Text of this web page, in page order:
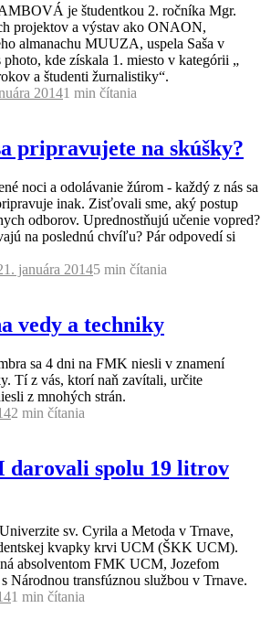
je študentkou 2. ročníka Mgr.
projektov a výstav ako ONAON,
almanachu MUUZA, uspela Saša v
kde získala 1. miesto v kategórii „
a študenti žurnalistiky“.
20141 min čítania
pripravujete na skúšky?
noci a odolávanie žúrom - každý z nás sa
inak. Zisťovali sme, aký postup
odborov. Uprednostňujú učenie vopred?
na poslednú chvíľu? Pár odpovedí si
januára 20145 min čítania
vedy a techniky
sa 4 dni na FMK niesli v znamení
Tí z vás, ktorí naň zavítali, určite
z mnohých strán.
2 min čítania
darovali spolu 19 litrov
sv. Cyrila a Metoda v Trnave,
kvapky krvi UCM (ŠKK UCM).
absolventom FMK UCM, Jozefom
Národnou transfúznou službou v Trnave.
1 min čítania